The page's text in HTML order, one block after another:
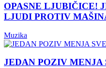
OPASNE LJUBIČICE!
LJUDI PROTIV
Muzika
JEDAN POZIV MENJA